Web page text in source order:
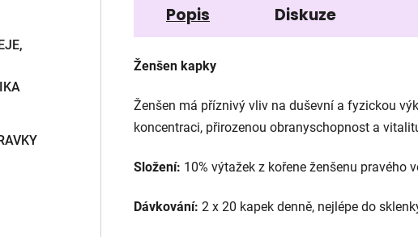
Popis Diskuze
Ženšen kapky
Ženšen má příznivý vliv na duševní a fyzickou
koncentraci, přirozenou obranyschopnost a
Složení: 10% výtažek z kořene ženšenu pravého
Dávkování: 2 x 20 kapek denně, nejlépe do